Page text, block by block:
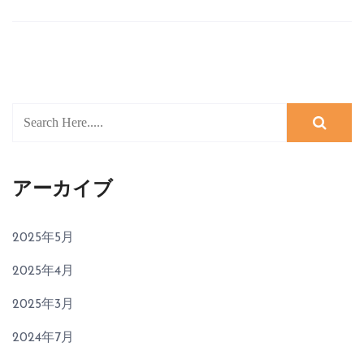
アーカイブ
2025年5月
2025年4月
2025年3月
2024年7月